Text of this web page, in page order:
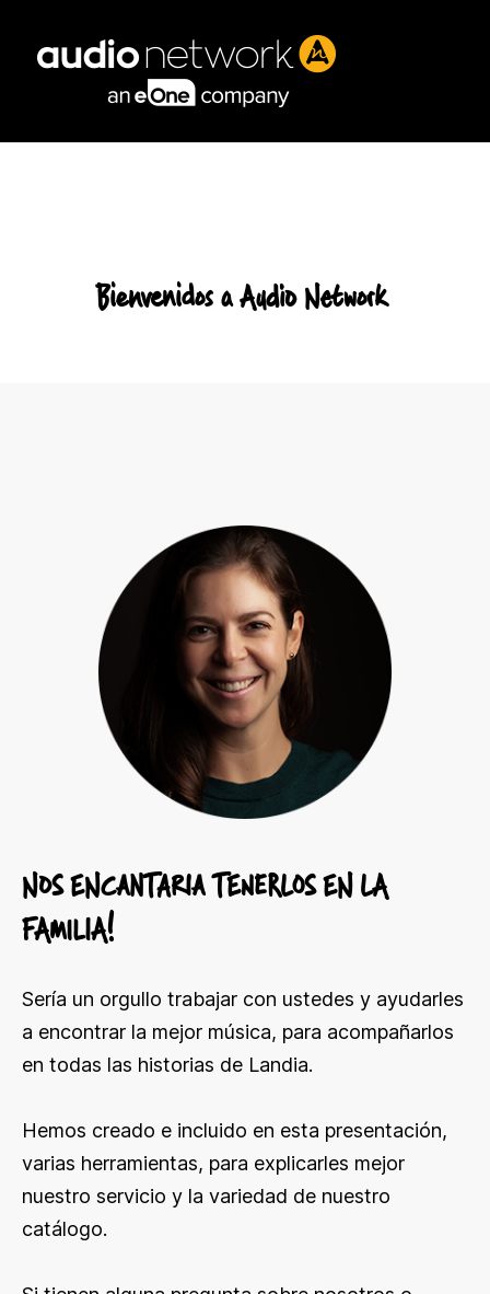
Bienvenidos a Audio Network
NOS ENCANTARIA TENERLOS EN LA
FAMILIA!
Sería un orgullo trabajar con ustedes y ayudarles
a encontrar la mejor música, para acompañarlos
en todas las historias de Landia.
Hemos creado e incluido en esta presentación,
varias herramientas, para explicarles mejor
nuestro servicio y la variedad de nuestro
catálogo.